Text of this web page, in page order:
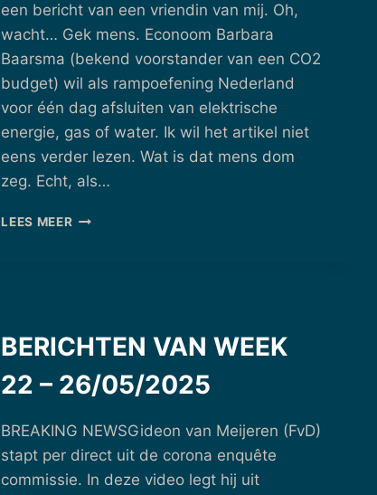
een bericht van een vriendin van mij. Oh,
wacht… Gek mens. Econoom Barbara
Baarsma (bekend voorstander van een CO2
budget) wil als rampoefening Nederland
voor één dag afsluiten van elektrische
energie, gas of water. Ik wil het artikel niet
eens verder lezen. Wat is dat mens dom
zeg. Echt, als…
LEES MEERBERICHTEN
BERICHTEN VAN WEEK
22 – 26/05/2025
BREAKING NEWSGideon van Meijeren (FvD)
stapt per direct uit de corona enquête
commissie. In deze video legt hij uit